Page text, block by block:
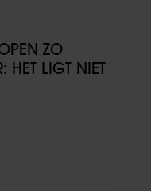
ZO
HET LIGT NIET